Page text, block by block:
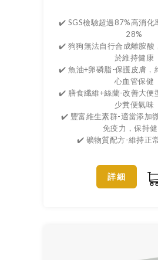
✔️ SGS檢驗超過87%高消化
28%
✔️ 狗狗無法自行合成離胺酸
於維持健康
✔️ 魚油+卵磷脂-保護皮膚，
心血管保健
✔️ 膳食纖維+絲蘭-改善大便
少糞便氣味
✔️ 豐富維生素群-適當添加
免疫力，保持
✔️ 礦物質配方-維持正
詳細